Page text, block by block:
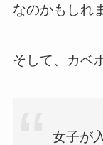
なのかもしれ
そして、カベ
女子が